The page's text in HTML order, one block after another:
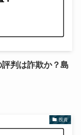
判は詐欺か？島
投資